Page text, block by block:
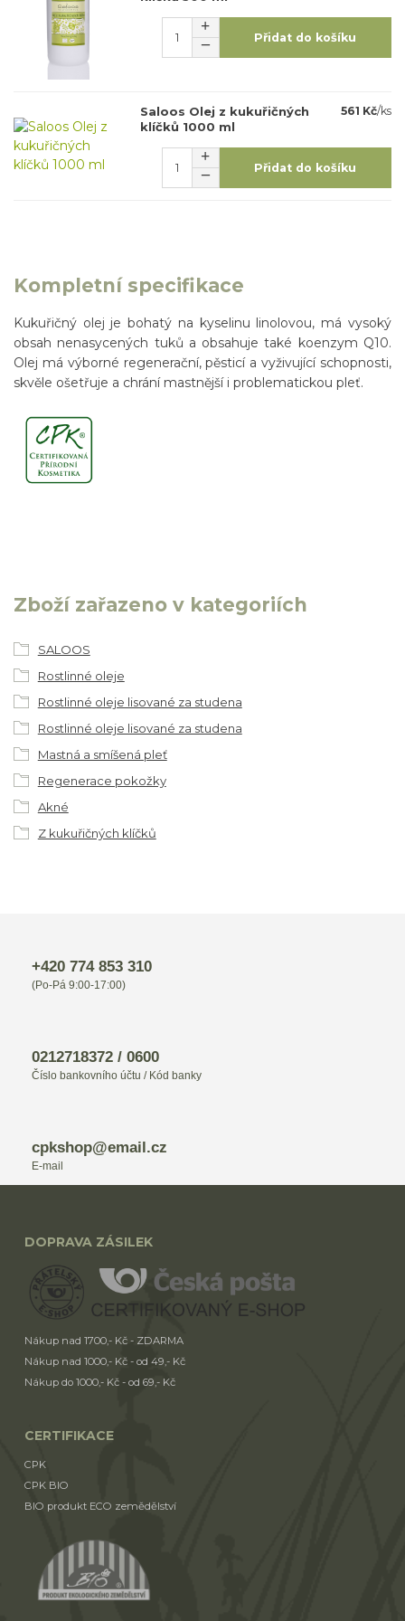
Přidat do košíku
Saloos Olej z kukuřičných
klíčků 1000 ml
561 Kč/ks
Přidat do košíku
Kompletní specifikace
Kukuřičný olej je bohatý na kyselinu linolovou, má vysoký
obsah nenasycených tuků a obsahuje také koenzym Q10.
Olej má výborné regenerační, pěsticí a vyživující schopnosti,
skvěle ošetřuje a chrání mastnější i problematickou pleť.
Zboží zařazeno v kategoriích
SALOOS
Rostlinné oleje
Rostlinné oleje lisované za studena
Rostlinné oleje lisované za studena
Mastná a smíšená pleť
Regenerace pokožky
Akné
Z kukuřičných klíčků
+420 774 853 310
(Po-Pá 9:00-17:00)
0212718372 / 0600
Číslo bankovního účtu / Kód banky
cpkshop@email.cz
E-mail
DOPRAVA ZÁSILEK
Nákup nad 1700,- Kč - ZDARMA
Nákup nad 1000,- Kč - od 49,- Kč
Nákup do 1000,- Kč - od 69,- Kč
CERTIFIKACE
CPK
CPK BIO
BIO produkt ECO zemědělství